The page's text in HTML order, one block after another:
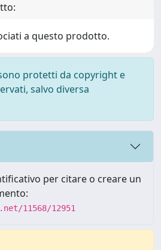
a questo prodotto.
protetti da copyright e
salvo diversa
per citare o creare un
11568/12951